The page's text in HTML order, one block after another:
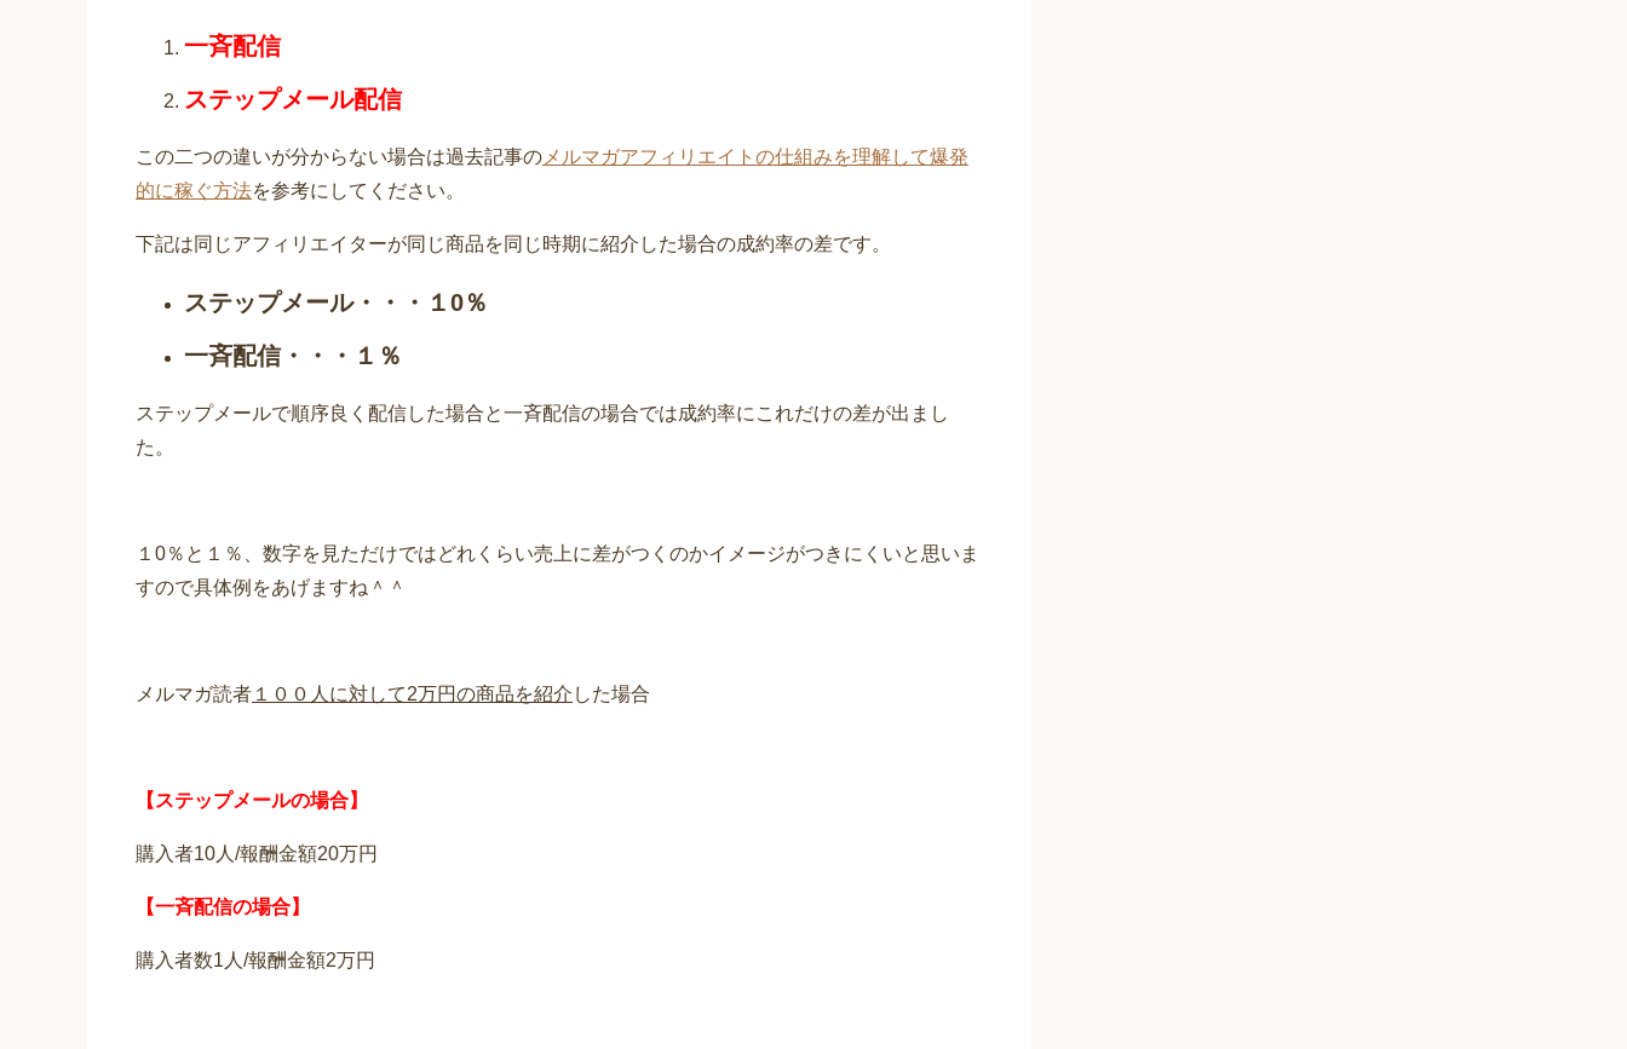
一斉配信
ステップメール配信
この二つの違いが分からない場合は過去記事の メルマガアフィリエイトの仕組みを理解して爆発
的に稼ぐ方法を参考にしてください。
下記は同じアフィリエイターが同じ商品を同じ時期に紹介した場合の成約率の差です。
ステップメール・・・１0％
一斉配信・・・１％
ステップメールで順序良く配信した場合と一斉配信の場合では成約率にこれだけの差が出まし
た。
１0％と１％、数字を見ただけではどれくらい売上に差がつくのかイメージがつきにくいと思いま
すので具体例をあげますね＾＾
メルマガ読者 １００人に対して2万円の商品を紹介 した場合
【ステップメールの場合】
購入者10人/報酬金額20万円
【一斉配信の場合】
購入者数1人/報酬金額2万円